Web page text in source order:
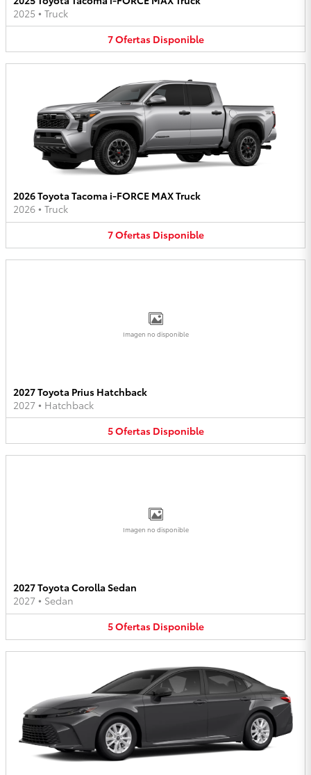
2025 • Truck
7Ofertas Disponible
2026 Toyota Tacoma i-FORCE MAX Truck
2026 • Truck
7Ofertas Disponible
Imagen no disponible
2027 Toyota Prius Hatchback
2027 • Hatchback
5Ofertas Disponible
Imagen no disponible
2027 Toyota Corolla Sedan
2027 • Sedan
5Ofertas Disponible